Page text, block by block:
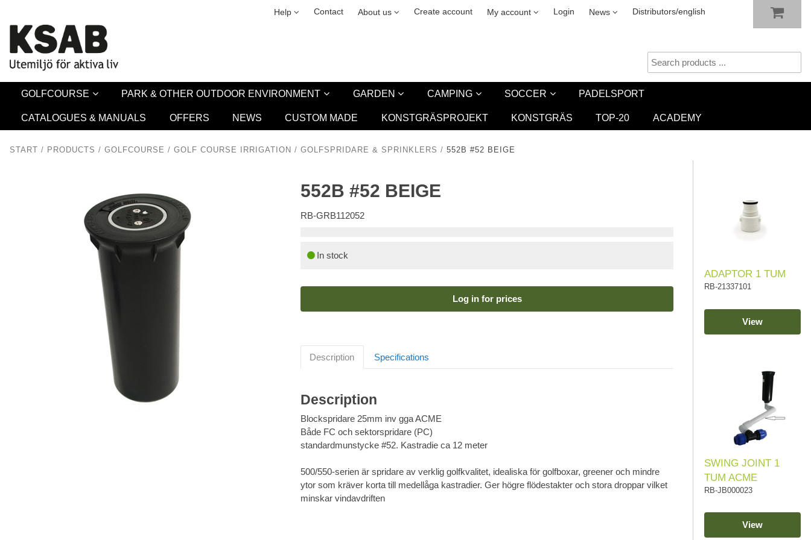
Help
Security & cookies Contact About us
Leasing Create account My account Login News
Newsletter Distributors/english
GOLFCOURSE PARK & OTHER OUTDOOR ENVIRONMENT GARDEN CAMPING SOCCER PADELSPORT
CATALOGUES & MANUALS OFFERS NEWS CUSTOM MADE KONSTGRÄSPROJEKT KONSTGRÄS TOP-20 ACADEMY
START / PRODUCTS / GOLFCOURSE / GOLF COURSE IRRIGATION / GOLFSPRIDARE & SPRINKLERS / 552B #52 BEIGE
552B #52 BEIGE
RB-GRB112052
In stock
Log in for prices
Description Specifications
Description
Blockspridare 25mm inv gga ACME
Både FC och sektorspridare (PC)
standardmunstycke #52. Kastradie ca 12 meter
500/550-serien är spridare av verklig golfkvalitet, idealiska för golfboxar, greener och mindre
ytor som kräver korta till medellåga kastradier. Ger högre flödestakter och stora droppar vilket
minskar vindavdriften
ADAPTOR 1 TUM
RB-21337101
View
SWING JOINT 1
TUM ACME
RB-JB000023
View